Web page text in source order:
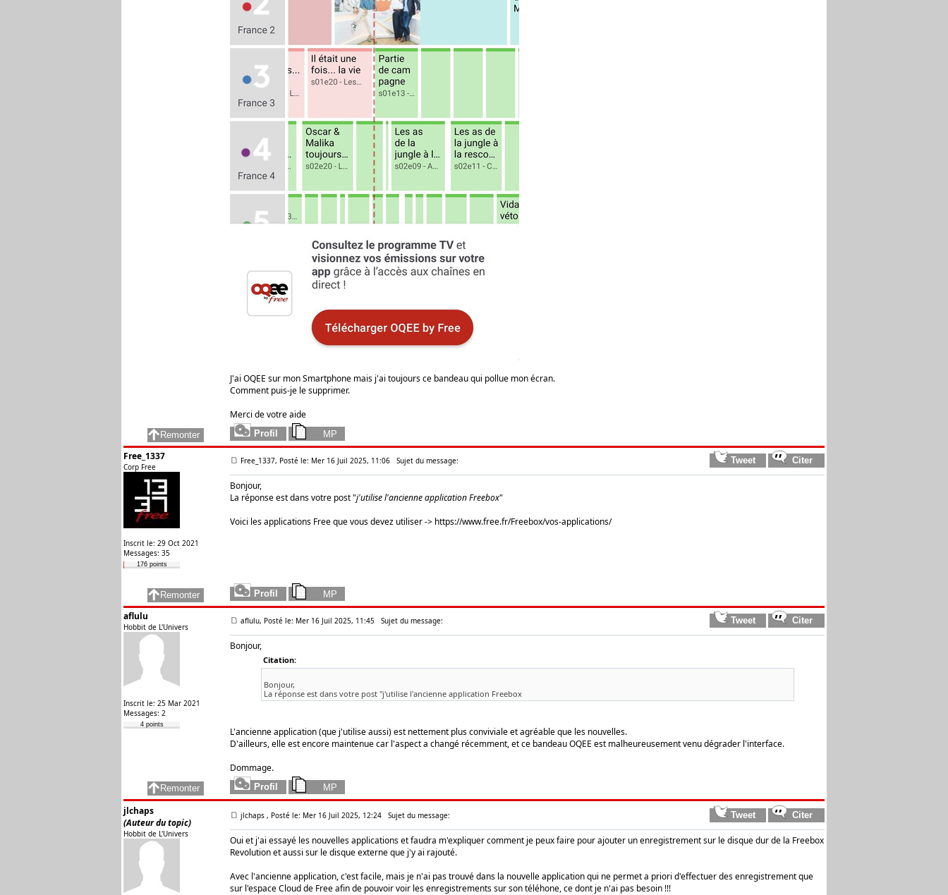
J'ai OQEE sur mon Smartphone mais j'ai toujours ce bandeau qui pollue mon écran.
Comment puis-je le supprimer.
Merci de votre aide
Free_1337
Corp Free
Inscrit le: 29 Oct 2021
Messages: 35
176 points
Free_1337, Posté le: Mer 16 Juil 2025, 11:06 Sujet du message:
Bonjour,
La réponse est dans votre post "j'utilise l'ancienne application Freebox"
Voici les applications Free que vous devez utiliser -> https://www.free.fr/Freebox/vos-applications/
aflulu
Hobbit de L'Univers
Inscrit le: 25 Mar 2021
Messages: 2
4 points
aflulu, Posté le: Mer 16 Juil 2025, 11:45 Sujet du message:
Bonjour,
Citation:
Bonjour,
La réponse est dans votre post "j'utilise l'ancienne application Freebox
L'ancienne application (que j'utilise aussi) est nettement plus conviviale et agréable que les nouvelles.
D'ailleurs, elle est encore maintenue car l'aspect a changé récemment, et ce bandeau OQEE est malheureusement venu dégrader l'interface.
Dommage.
jlchaps
(Auteur du topic)
Hobbit de L'Univers
jlchaps , Posté le: Mer 16 Juil 2025, 12:24 Sujet du message:
Oui et j'ai essayé les nouvelles applications et faudra m'expliquer comment je peux faire pour ajouter un enregistrement sur le disque dur de la Freebox
Revolution et aussi sur le disque externe que j'y ai rajouté.
Avec l'ancienne application, c'est facile, mais je n'ai pas trouvé dans la nouvelle application qui ne permet a priori d'effectuer des enregistrement que
sur l'espace Cloud de Free afin de pouvoir voir les enregistrements sur son téléhone, ce dont je n'ai pas besoin !!!